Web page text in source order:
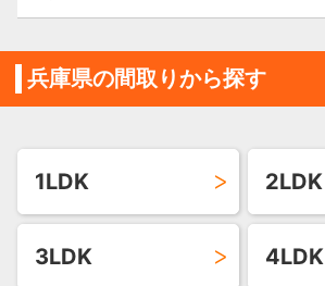
兵庫県の間取りから探す
1LDK 2LDK
3LDK 4LDK